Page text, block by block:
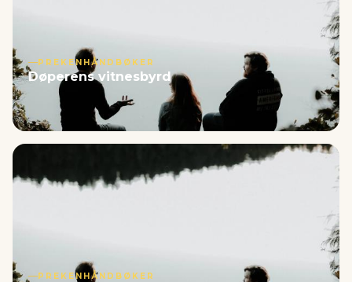
PREKENHÅNDBØKER
Døperens vitnesbyrd
PREKENHÅNDBØKER